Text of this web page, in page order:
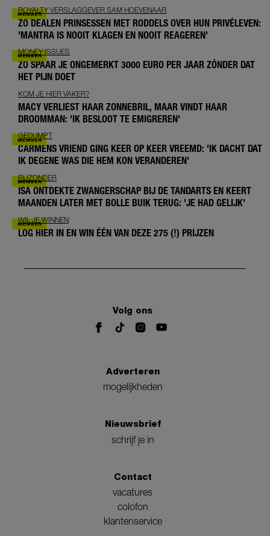
ROYALTY VERSLAGGEVER SAM HOEVENAAR
ZO DEALEN PRINSESSEN MET RODDELS OVER HUN PRIVÉLEVEN:
'MANTRA IS NOOIT KLAGEN EN NOOIT REAGEREN'
MONEY ISSUES
ZO SPAAR JE ONGEMERKT 3000 EURO PER JAAR ZÓNDER DAT
HET PIJN DOET
KOM JE HIER VAKER?
MACY VERLIEST HAAR ZONNEBRIL, MAAR VINDT HAAR
DROOMMAN: 'IK BESLOOT TE EMIGREREN'
GEDUMPT
CARMENS VRIEND GING KEER OP KEER VREEMD: 'IK DACHT DAT
IK DEGENE WAS DIE HEM KON VERANDEREN'
BIJZONDER
ISA ONTDEKTE ZWANGERSCHAP BIJ DE TANDARTS EN KEERT
MAANDEN LATER MET BOLLE BUIK TERUG: 'JE HAD GELIJK'
WIL JE WINNEN
LOG HIER IN EN WIN ÉÉN VAN DEZE 275 (!) PRIJZEN
Volg ons
Adverteren
mogelijkheden
Nieuwsbrief
schrijf je in
Contact
vacatures
colofon
klantenservice